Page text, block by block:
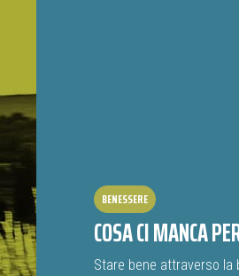
BENESSERE
COSA CI MANCA
Stare bene attraverso